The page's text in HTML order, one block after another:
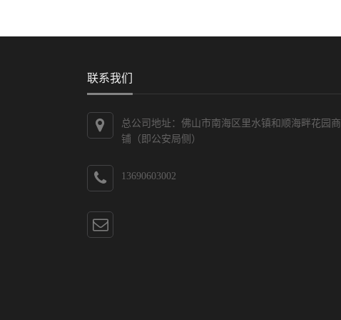
联系我们
总公司地址：佛山市南海区里水镇和顺海畔花园商
铺（即公安局侧）
13690603002